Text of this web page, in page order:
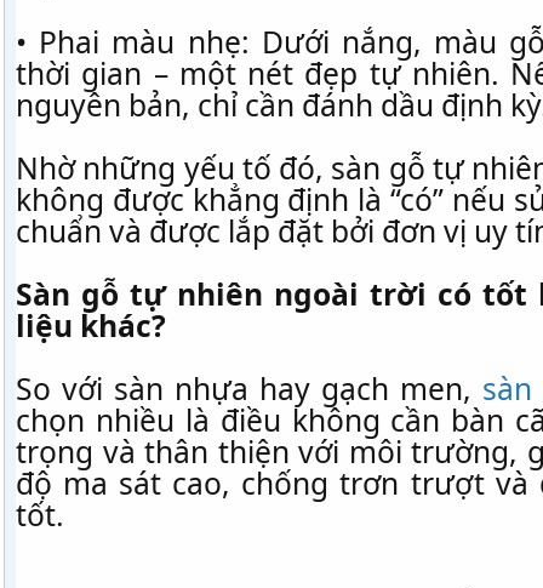
• Phai màu nhẹ: Dưới nắng, màu
thời gian – một nét đẹp tự nhiên.
nguyên bản, chỉ cần đánh dầu định
Nhờ những yếu tố đó, sàn gỗ tự
không được khẳng định là “có” nếu
chuẩn và được lắp đặt bởi đơn vị uy
Sàn gỗ tự nhiên ngoài trời có tốt
liệu khác?
So với sàn nhựa hay gạch men,
chọn nhiều là điều không cần bàn
trọng và thân thiện với môi trường,
độ ma sát cao, chống trơn trượt và
tốt.